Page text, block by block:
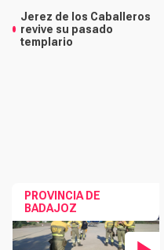
Jerez de los Caballeros
revive su pasado
templario
PROVINCIA DE
BADAJOZ